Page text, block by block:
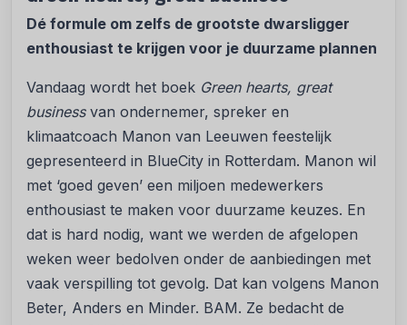
Dé formule om zelfs de grootste dwarsligger
enthousiast te krijgen voor je duurzame plannen
Vandaag wordt het boek Green hearts, great
businessvan ondernemer, spreker en
klimaatcoach Manon van Leeuwen feestelijk
gepresenteerd in BlueCity in Rotterdam. Manon wil
met ‘goed geven’ een miljoen medewerkers
enthousiast te maken voor duurzame keuzes. En
dat is hard nodig, want we werden de afgelopen
weken weer bedolven onder de aanbiedingen met
vaak verspilling tot gevolg. Dat kan volgens Manon
Beter, Anders en Minder. BAM. Ze bedacht de